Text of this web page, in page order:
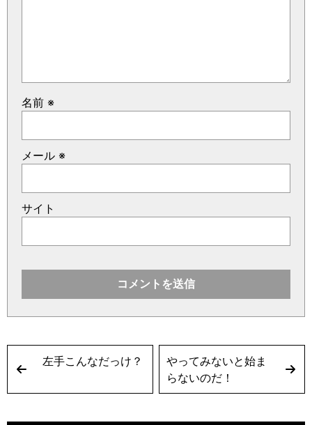
名前 ※
メール ※
サイト
左手こんなだっけ？
やってみないと始ま
らないのだ！